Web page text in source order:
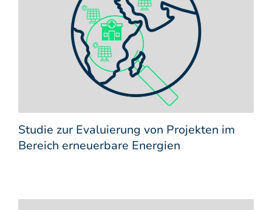
Studie zur Evaluierung von Projekten im
Bereich erneuerbare Energien